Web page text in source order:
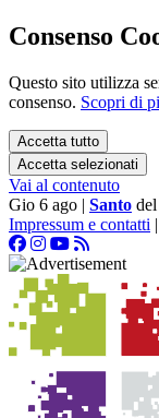
Consenso
Questo sito utilizza
consenso. Scopri di
Accetta tutto
Accetta selezionati
Vai al contenuto
Gio 6 ago | Santo
Impressum e contatti |